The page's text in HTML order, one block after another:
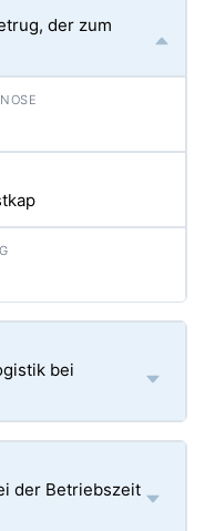
der zum
bei
der Betriebszeit